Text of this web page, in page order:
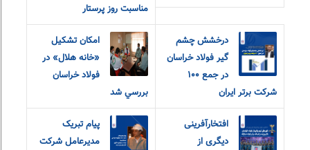
مناسبت روز پرستار
درخشش چشم
گیر فولاد خراسان
در جمع ۱۰۰
شرکت برتر ایران
امکان تشکيل
«خانه هلال» در
فولاد خراسان
بررسي شد
افتخارآفرینی
دیگری از
پیام تبریک
مدیرعامل شرکت